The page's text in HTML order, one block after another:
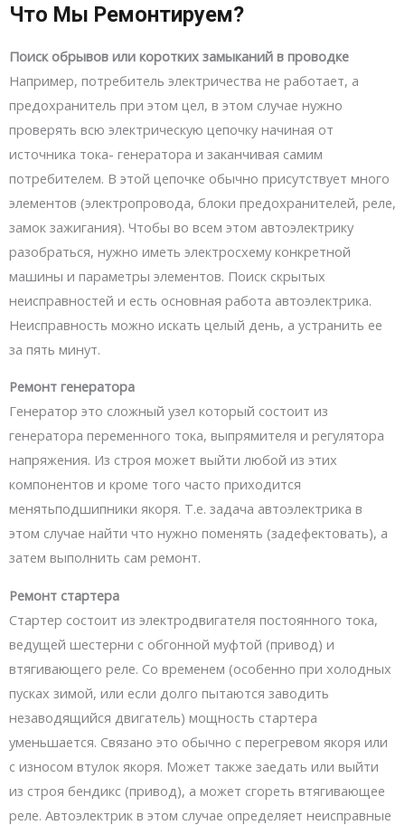
Что Мы Ремонтируем?
Поиск обрывов или коротких замыканий в проводке
Например, потребитель электричества не работает, а
предохранитель при этом цел, в этом случае нужно
проверять всю электрическую цепочку начиная от
источника тока- генератора и заканчивая самим
потребителем. В этой цепочке обычно присутствует много
элементов (электропровода, блоки предохранителей, реле,
замок зажигания). Чтобы во всем этом автоэлектрику
разобраться, нужно иметь электросхему конкретной
машины и параметры элементов. Поиск скрытых
неисправностей и есть основная работа автоэлектрика.
Неисправность можно искать целый день, а устранить ее
за пять минут.
Ремонт генератора
Генератор это сложный узел который состоит из
генератора переменного тока, выпрямителя и регулятора
напряжения. Из строя может выйти любой из этих
компонентов и кроме того часто приходится
менятьподшипники якоря. Т.е. задача автоэлектрика в
этом случае найти что нужно поменять (задефектовать), а
затем выполнить сам ремонт.
Ремонт стартера
Стартер состоит из электродвигателя постоянного тока,
ведущей шестерни с обгонной муфтой (привод) и
втягивающего реле. Со временем (особенно при холодных
пусках зимой, или если долго пытаются заводить
незаводящийся двигатель) мощность стартера
уменьшается. Связано это обычно с перегревом якоря или
с износом втулок якоря. Может также заедать или выйти
из строя бендикс (привод), а может сгореть втягивающее
реле. Автоэлектрик в этом случае определяет неисправные